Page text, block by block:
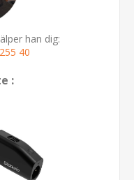
han dig:
40
: